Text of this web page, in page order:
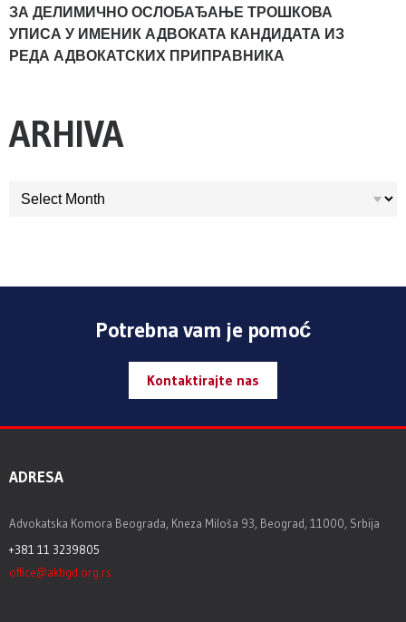
ЗА ДЕЛИМИЧНО ОСЛОБАЂАЊЕ ТРОШКОВА
УПИСА У ИМЕНИК АДВОКАТА КАНДИДАТА ИЗ
РЕДА АДВОКАТСКИХ ПРИПРАВНИКА
ARHIVA
ARHIVA
Potrebna vam je pomoć
Kontaktirajte nas
ADRESA
Advokatska Komora Beograda, Kneza Miloša 93, Beograd, 11000, Srbija
+381 11 3239805
office@akbgd.org.rs